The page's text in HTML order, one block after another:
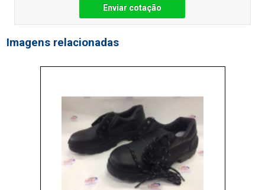
Enviar cotação
Imagens relacionadas